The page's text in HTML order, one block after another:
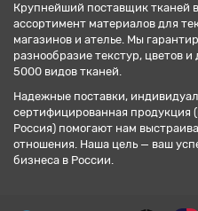
Крупнейший поставщик тканей
ассортимент материалов для
магазинов и ателье. Мы
разнообразие текстур, цветов
5000 видов тканей.
Надежные поставки,
сертифицированная продукция
Россия) помогают нам
отношения. Наша цель — ваш
бизнеса в России.